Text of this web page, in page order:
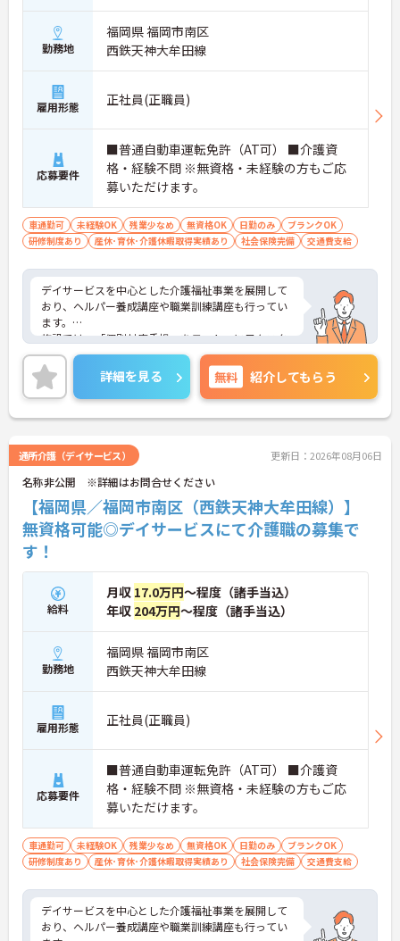
勤務地
福岡県 福岡市南区
西鉄天神大牟田線
雇用形態 正社員(正職員)
応募要件
■普通自動車運転免許（AT可） ■介護資
格・経験不問 ※無資格・未経験の方もご応
募いただけます。
車通勤可 未経験OK 残業少なめ 無資格OK 日勤のみ
ブランクOK
研修制度あり
産休･育休･介護休暇取得実績あり 社会保険完備 交通費支給
デイサービスを中心とした介護福祉事業を展開して
おり、ヘルパー養成講座や職業訓練講座も行ってい
ます。
施設では、「個別対応重視」をモットーに日々スタ
ッフ一同サービスを提供☆
資格や経験は問いません。今までの知識や経験を活
かしたいという方はもちろん、これから介護のお仕
事に挑戦したいという方もご応募いただけます！
ご興味がある方は是非一度マイナビまでお問い合わ
詳細を見る 無料 紹介してもらう
通所介護（デイサービス） 更新日：2026年08月06日
名称非公開 ※詳細はお問合せください
【福岡県／福岡市南区（西鉄天神大牟田線）】
無資格可能◎デイサービスにて介護職の募集で
す！
給料
月収 17.0万円～程度（諸手当込）
年収 204万円～程度（諸手当込）
勤務地
福岡県 福岡市南区
西鉄天神大牟田線
雇用形態 正社員(正職員)
応募要件
■普通自動車運転免許（AT可） ■介護資
格・経験不問 ※無資格・未経験の方もご応
募いただけます。
車通勤可 未経験OK 残業少なめ 無資格OK 日勤のみ
ブランクOK
研修制度あり
産休･育休･介護休暇取得実績あり 社会保険完備 交通費支給
デイサービスを中心とした介護福祉事業を展開して
おり、ヘルパー養成講座や職業訓練講座も行ってい